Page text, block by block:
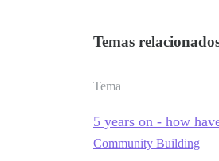
Temas
Tema
5 years on - how
Community Building